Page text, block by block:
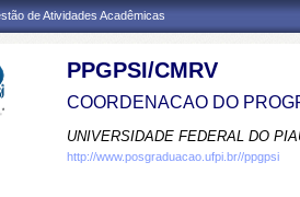
de Atividades Acadêmicas
PPGPSI/CMRV
COORDENACAO DO
UNIVERSIDADE FEDERAL DO
http://www.posgraduacao.ufpi.br//ppgpsi